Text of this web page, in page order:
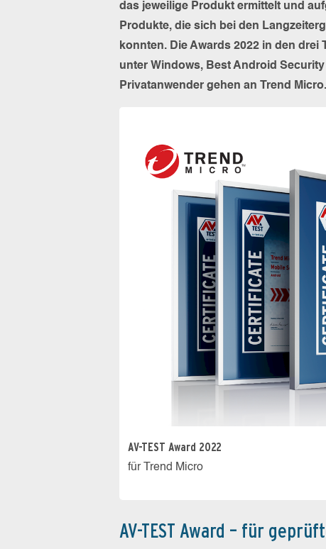
das jeweilige Produkt ermittelt und
Produkte, die sich bei den
konnten. Die Awards 2022 in den
unter Windows, Best Android
Privatanwender gehen an Trend Micro.
AV-TEST Award 2022
für Trend Micro
AV-TEST Award – für